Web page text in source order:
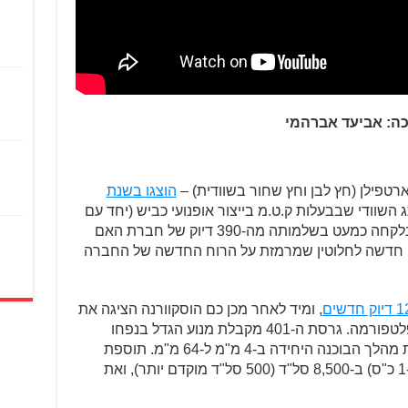
אביעד אברהמי
הוצגו בשנת
השוודי שבבעלות ק.ט.מ בייצור אופנועי כביש (יחד עם
הוויטפילן 701). הפלטפורמה המכאנית נלקחה כמעט בשלמותה מה-390 דיוק של חברת האם
חדשה לחלוטין שמרמזת על הרוח החדשה של החברה
, ומיד לאחר מכן כם הוסקוורנה הציגה את
משפחת ה-401 המבוססת על אותה הפלטפורמה. גרסת ה-401 מקבלת מנוע הגדל בנפחו
מ-373 סמ"ק ל-399 סמ"ק על-ידי הגדלת מהלך הבוכנה היחידה ב-4 מ"מ ל-64 מ"מ. תוספת
הנפח מגדילה את ההספק ל-45 כ"ס (ב-1 כ"ס) ב-8,500 סל"ד (500 סל"ד מוקדם יותר), ואת